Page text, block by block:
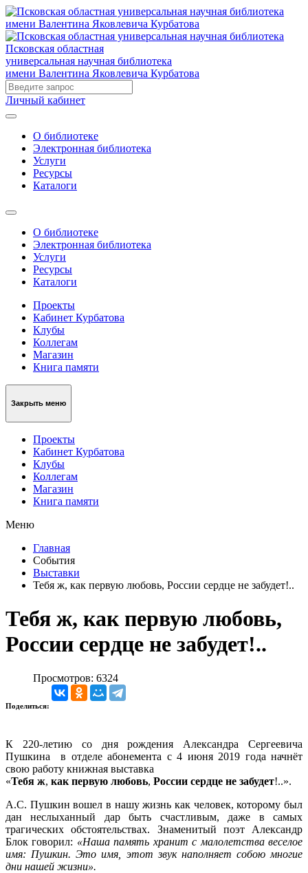
Псковская областная
универсальная научная библиотека
имени Валентина Яковлевича Курбатова
Личный кабинет
О библиотеке
Электронная библиотека
Услуги
Ресурсы
Каталоги
О библиотеке
Электронная библиотека
Услуги
Ресурсы
Каталоги
Проекты
Кабинет Курбатова
Клубы
Коллегам
Магазин
Книга памяти
Закрыть меню
Проекты
Кабинет Курбатова
Клубы
Коллегам
Магазин
Книга памяти
Меню
Главная
События
Выставки
Тебя ж, как первую любовь, России сердце не забудет!..
Тебя ж, как первую любовь,
России сердце не забудет!..
Просмотров: 6324
Поделиться:
К 220-летию со дня рождения Александра Сергеевича
Пушкина в отделе абонемента с 4 июня 2019 года начнёт
свою работу книжная выставка
«Тебя ж, как первую любовь, России сердце не забудет!..».
А.С. Пушкин вошел в нашу жизнь как человек, которому был
дан неслыханный дар быть счастливым, даже в самых
трагических обстоятельствах. Знаменитый поэт Александр
Блок говорил: «Наша память хранит с малолетства веселое
имя: Пушкин. Это имя, этот звук наполняет собою многие
дни нашей жизни».